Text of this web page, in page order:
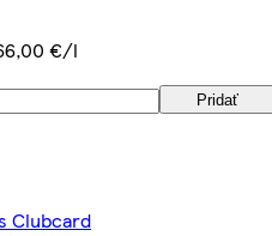
€/l
Pridať
Clubcard